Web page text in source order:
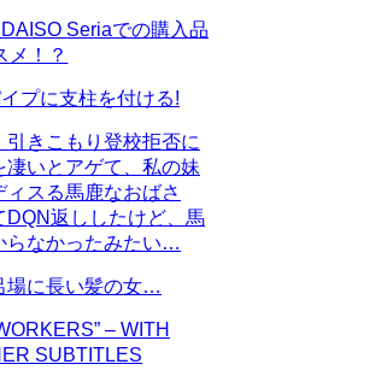
DAISO Seriaでの購入品
メ！？
プに支柱を付ける!
きこもり登校拒否に
凄いとアゲて、私の妹
スる馬鹿なおばさ
DQN返ししたけど、馬
らなかったみたい…
場に長い髪の女…
– WITH
SUBTITLES